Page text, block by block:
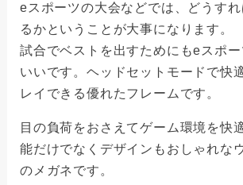
eスポーツの大会などでは、どうす
るかということが大事になります。
試合でベストを出すためにもeスポ
いいです。ヘッドセットモードで快
レイできる優れたフレームです。
目の負荷をおさえてゲーム環境を快
能だけでなくデザインもおしゃれな
のメガネです。